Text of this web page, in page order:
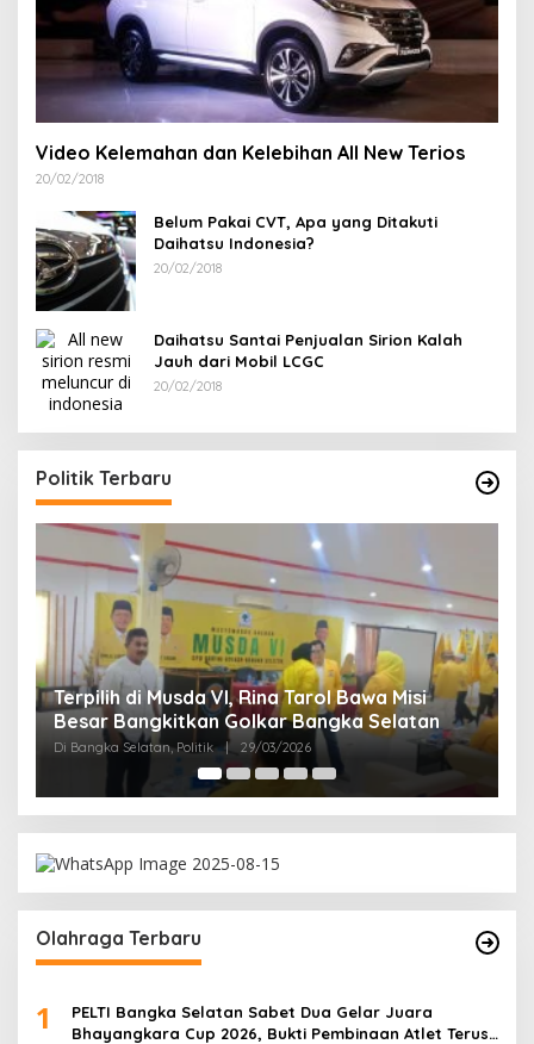
Video Kelemahan dan Kelebihan All New Terios
20/02/2018
Belum Pakai CVT, Apa yang Ditakuti
Daihatsu Indonesia?
20/02/2018
Daihatsu Santai Penjualan Sirion Kalah
Jauh dari Mobil LCGC
20/02/2018
Politik Terbaru
di Musda VI, Rina Tarol Bawa Misi
Bangkitkan Golkar Bangka Selatan
Selatan, Politik | 29/03/2026
PDI
Di Bangka
Olahraga Terbaru
1
PELTI Bangka Selatan Sabet Dua Gelar Juara
Bhayangkara Cup 2026, Bukti Pembinaan Atlet Terus